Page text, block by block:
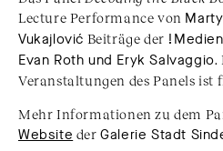
Lecture Performance von
Vukajlović Beiträge der
Evan Roth und Eryk Salvaggio.
Veranstaltungen des Panels ist
Mehr Informationen zu dem
Website derGalerie Stadt